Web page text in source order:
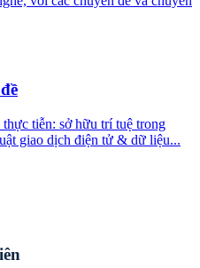
tiễn: sở hữu trí tuệ trong
giao dịch điện tử & dữ liệu...